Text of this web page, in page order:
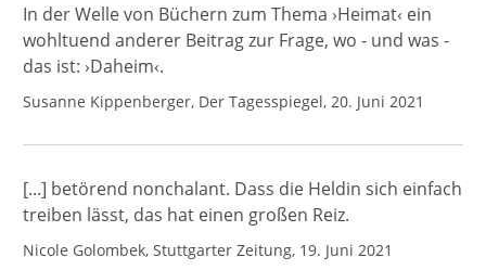
In der Welle von Büchern zum Thema ›Heimat‹ ein
wohltuend anderer Beitrag zur Frage, wo - und was -
das ist: ›Daheim‹.
Susanne Kippenberger, Der Tagesspiegel, 20. Juni 2021
[...] betörend nonchalant. Dass die Heldin sich einfach
treiben lässt, das hat einen großen Reiz.
Nicole Golombek, Stuttgarter Zeitung, 19. Juni 2021